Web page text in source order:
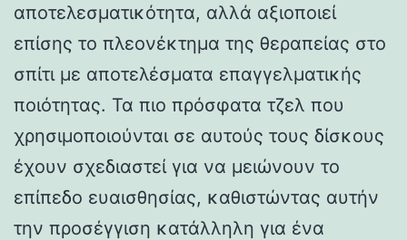
αποτελεσματικότητα, αλλά αξιοποιεί
επίσης το πλεονέκτημα της θεραπείας στο
σπίτι με αποτελέσματα επαγγελματικής
ποιότητας. Τα πιο πρόσφατα τζελ που
χρησιμοποιούνται σε αυτούς τους δίσκους
έχουν σχεδιαστεί για να μειώνουν το
επίπεδο ευαισθησίας, καθιστώντας αυτήν
την προσέγγιση κατάλληλη για ένα